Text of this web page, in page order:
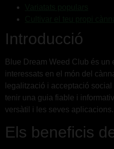
Introducció
Blue Dream Weed Club és un
interessats en el món del
legalització i acceptació
tenir una guia fiable i
versàtil i les seves aplicacions.
Els beneficis